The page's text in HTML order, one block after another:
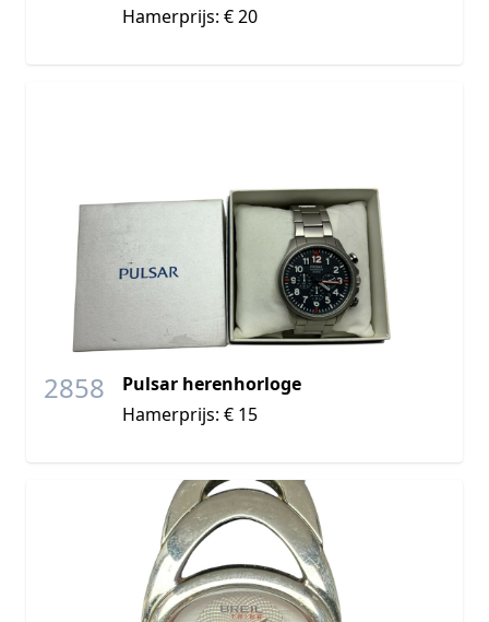
Hamerprijs: € 20
2858
Pulsar herenhorloge
Hamerprijs: € 15